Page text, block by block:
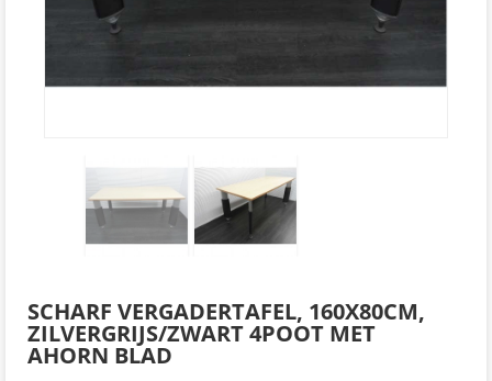
SCHARF VERGADERTAFEL, 160X80CM,
ZILVERGRIJS/ZWART 4POOT MET
AHORN BLAD